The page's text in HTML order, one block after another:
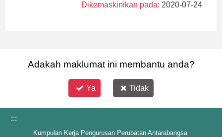
Dikemaskinikan pada: 2020-07-24
Adakah maklumat ini membantu anda?
Ya Tidak
:::
Kumpulan Kerja Pengurusan Perubatan Antarabangsa